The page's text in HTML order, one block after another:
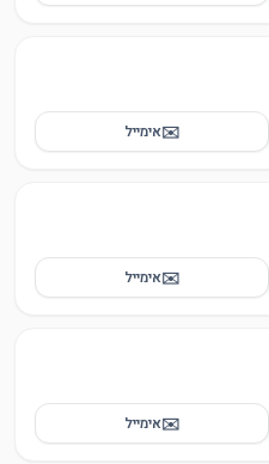
✉️אימייל
✉️אימייל
✉️אימייל